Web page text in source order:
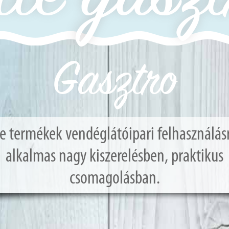
Gasztro
termékek vendéglátóipari
alkalmas nagy kiszerelésben, praktikus
csomagolásban.